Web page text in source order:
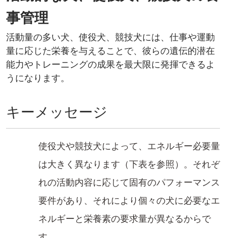
事管理​
活動量の多い犬、使役犬、競技犬​には、仕事や運動
量に応じた​栄養を与えることで、彼らの遺伝的潜在
能力やトレーニングの成果を最大限に発揮できるよ
うになります。​
キーメッセージ
使役犬や競技​犬によって、エネルギー必要量
は大きく異なります（下表を参照）。それぞ
れの活動内容に応じて固有のパフォーマンス
要件があり、それにより個々の犬に必要なエ
ネルギーと栄養素の要求量が異なるからで